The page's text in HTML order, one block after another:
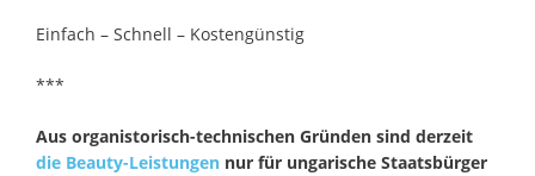
Einfach – Schnell – Kostengünstig
***
Aus organistorisch-technischen Gründen sind derzeit
die Beauty-Leistungen nur für ungarische Staatsbürger